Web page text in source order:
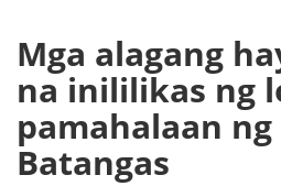
Mga alagang
na inililikas ng
pamahalaan
Batangas